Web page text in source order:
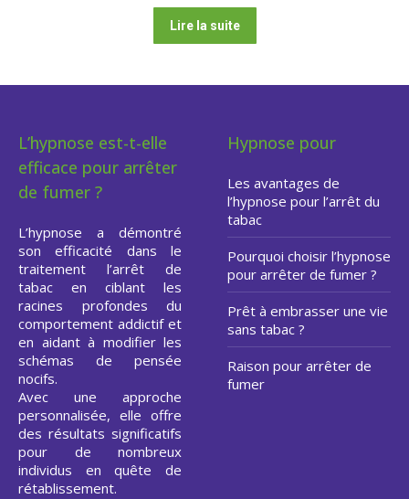
Lire la suite
L’hypnose est-t-elle
efficace pour arrêter
de fumer ?
L’hypnose a démontré
son efficacité dans le
traitement l’arrêt de
tabac en ciblant les
racines profondes du
comportement addictif et
en aidant à modifier les
schémas de pensée
nocifs.
Avec une approche
personnalisée, elle offre
des résultats significatifs
pour de nombreux
individus en quête de
rétablissement.
Hypnose pour
Les avantages de
l’hypnose pour l’arrêt du
tabac
Pourquoi choisir l’hypnose
pour arrêter de fumer ?
Prêt à embrasser une vie
sans tabac ?
Raison pour arrêter de
fumer